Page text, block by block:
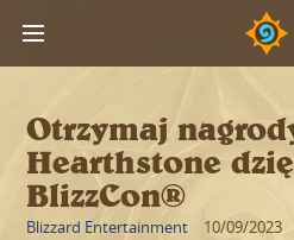
Otrzymaj
Hearthstone
BlizzCon®
Blizzard Entertainment 10/09/2023